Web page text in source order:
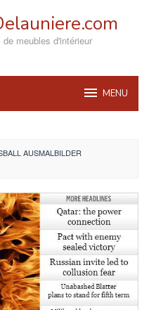
meubles d'intérieur
MENU
AUSMALBILDER